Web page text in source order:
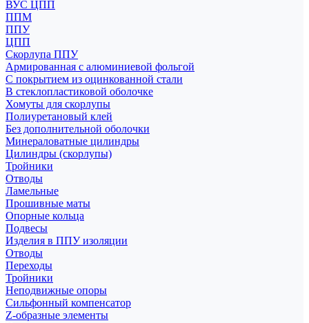
ВУС ЦПП
ППМ
ППУ
ЦПП
Скорлупа ППУ
Армированная с алюминиевой фольгой
С покрытием из оцинкованной стали
В стеклопластиковой оболочке
Хомуты для скорлупы
Полиуретановый клей
Без дополнительной оболочки
Минераловатные цилиндры
Цилиндры (скорлупы)
Тройники
Отводы
Ламельные
Прошивные маты
Опорные кольца
Подвесы
Изделия в ППУ изоляции
Отводы
Переходы
Тройники
Неподвижные опоры
Cильфонный компенсатор
Z-образные элементы